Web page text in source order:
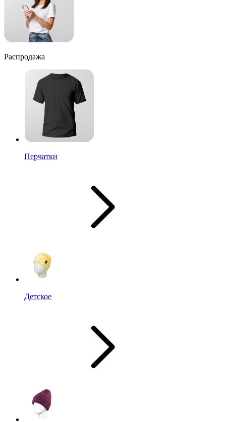
Распродажа
Перчатки
Детское